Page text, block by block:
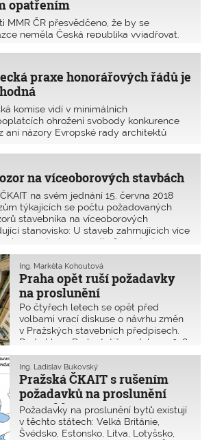
opatřením
MMR ČR přesvědčeno, že by se
neměla Česká republika vyjadřovat.
k restriktivnímu výkladu čl. 15 odst. 3 s
praxe honorářových řádů je
komise vidí v minimálních
ohrožení svobody konkurence
ani názory Evropské rady architektů
překážku na trhu ani pro architekty
na víceoborových stavbách
na svém jednání 15. června 2018
týkajících se počtu požadovaných
stavebníka na víceoborových
stanovisko: U staveb zahrnujících více
obory autorizace podle § 5 autoriza
Praha opět ruší požadavky
na proslunění
Ing. Markéta Kohoutová
Po čtyřech letech se opět před
volbami vrací diskuse o návrhu změn
v Pražských stavebních předpisech.
Rada hl. m. Prahy totiž 17. dubna 2018
odsouhlasila návrh na zrušení
požadavků na proslunění.
Pražská ČKAIT s rušením
požadavků na proslunění
nesouhlasí
Ing. Ladislav Bukovský
Požadavky na proslunění bytů existují
v těchto státech: Velká Británie,
Švédsko, Estonsko, Litva, Lotyšsko,